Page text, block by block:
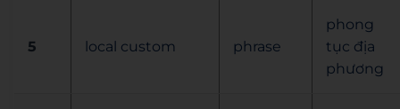
5 local custom phrase
phong
tục địa
phương